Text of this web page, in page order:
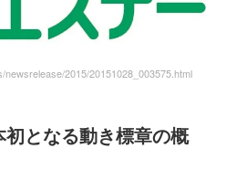
2015/20151028_003575.html
となる動き標章の概